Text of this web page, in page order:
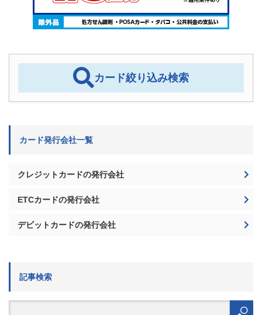
カード絞り込み検索
カード発行会社一覧
クレジットカードの発行会社
ETCカードの発行会社
デビットカードの発行会社
記事検索
検